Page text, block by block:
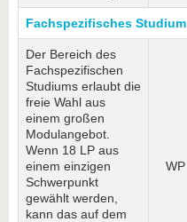
Fachspezifisches Studium
Der Bereich des
Fachspezifischen
Studiums erlaubt die
freie Wahl aus
einem großen
Modulangebot.
Wenn 18 LP aus
einem einzigen
Schwerpunkt
gewählt werden,
kann das auf dem
WP